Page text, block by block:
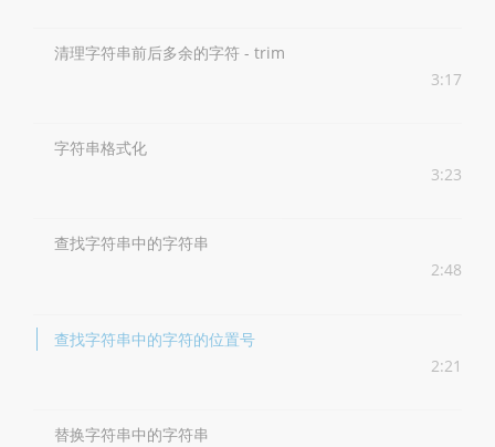
清理字符串前后多余的字符 - trim
3:17
字符串格式化
3:23
查找字符串中的字符串
2:48
查找字符串中的字符的位置号
2:21
替换字符串中的字符串